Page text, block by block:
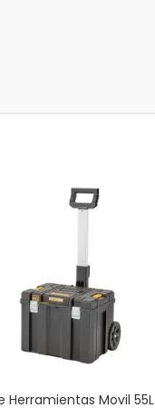
Herramientas Movil 55L